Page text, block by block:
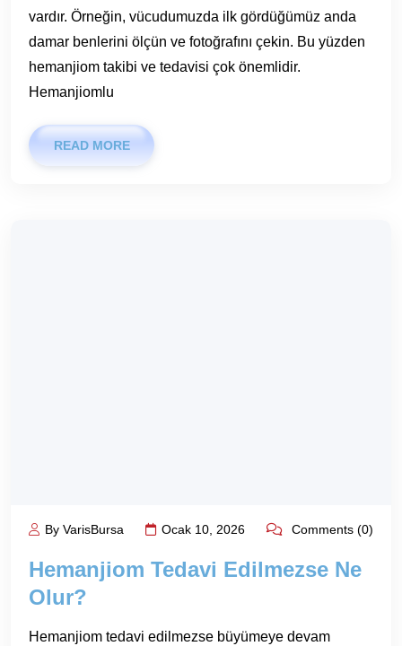
vardır. Örneğin, vücudumuzda ilk gördüğümüz anda
damar benlerini ölçün ve fotoğrafını çekin. Bu yüzden
hemanjiom takibi ve tedavisi çok önemlidir.
Hemanjiomlu
READ MORE
By VarisBursa Ocak 10, 2026 Comments (0)
Hemanjiom Tedavi Edilmezse Ne
Olur?
Hemanjiom tedavi edilmezse büyümeye devam